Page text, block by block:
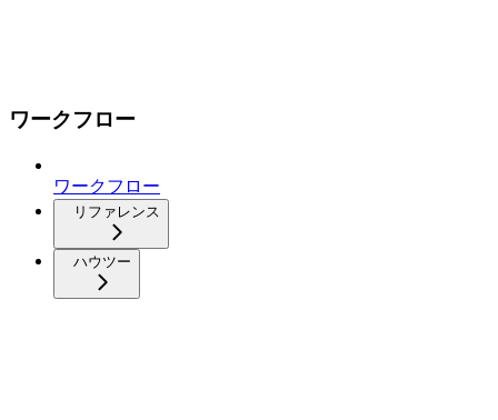
ワークフロー
ワークフロー
リファレンス
ハウツー